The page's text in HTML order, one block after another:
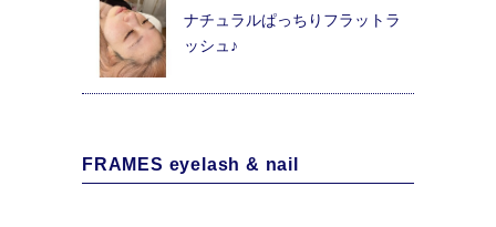
ナチュラルぱっちりフラットラ
ッシュ♪
FRAMES eyelash & nail